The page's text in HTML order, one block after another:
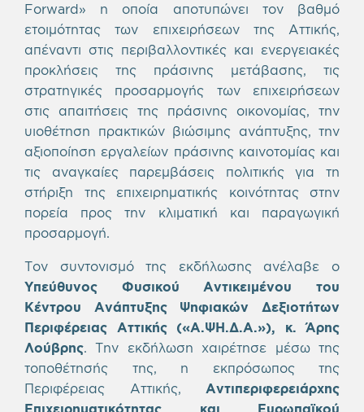
Forward» η οποία αποτυπώνει τον βαθμό
ετοιμότητας των επιχειρήσεων της Αττικής,
απέναντι στις περιβαλλοντικές και ενεργειακές
προκλήσεις της πράσινης μετάβασης, τις
στρατηγικές προσαρμογής των επιχειρήσεων
στις απαιτήσεις της πράσινης οικονομίας, την
υιοθέτηση πρακτικών βιώσιμης ανάπτυξης, την
αξιοποίηση εργαλείων πράσινης καινοτομίας και
τις αναγκαίες παρεμβάσεις πολιτικής για τη
στήριξη της επιχειρηματικής κοινότητας στην
πορεία προς την κλιματική και παραγωγική
προσαρμογή.
Τον συντονισμό της εκδήλωσης ανέλαβε ο
Υπεύθυνος Φυσικού Αντικειμένου του
Κέντρου Ανάπτυξης Ψηφιακών Δεξιοτήτων
Περιφέρειας Αττικής («Α.ΨΗ.Δ.Α.»), κ. Άρης
Λούβρης. Την εκδήλωση χαιρέτησε μέσω της
τοποθέτησής της, η εκπρόσωπος της
Περιφέρειας Αττικής, Αντιπεριφερειάρχης
Επιχειρηματικότητας και Ευρωπαϊκού